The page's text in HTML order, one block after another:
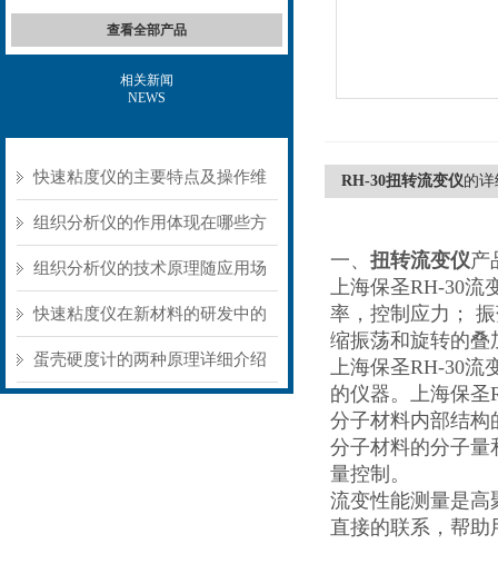
查看全部产品
相关新闻
NEWS
快速粘度仪的主要特点及操作维
护方式
组织分析仪的作用体现在哪些方
面？
组织分析仪的技术原理随应用场
景不同存在明显差异
快速粘度仪在新材料的研发中的
应用
蛋壳硬度计的两种原理详细介绍
RH-30扭转流变仪的
一、 扭转流变仪产
上海保圣RH-30流
率，控制应力；
缩振荡和旋转的叠
上海保圣RH-30流
的仪器。上海保
分子材料内部结构
分子材料的分子量
量控制。
流变性能测量是高
直接的联系，帮